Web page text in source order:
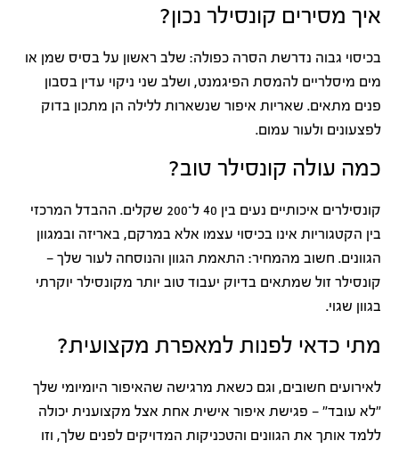
איך מסירים קונסילר נכון?
בכיסוי גבוה נדרשת הסרה כפולה: שלב ראשון על בסיס שמן או
מים מיסלריים להמסת הפיגמנט, ושלב שני ניקוי עדין בסבון
פנים מתאים. שאריות איפור שנשארות ללילה הן מתכון בדוק
לפצעונים ולעור עמום.
כמה עולה קונסילר טוב?
קונסילרים איכותיים נעים בין 40 ל־200 שקלים. ההבדל המרכזי
בין הקטגוריות אינו בכיסוי עצמו אלא במרקם, באריזה ובמגוון
הגוונים. חשוב מהמחיר: התאמת הגוון והנוסחה לעור שלך —
קונסילר זול שמתאים בדיוק יעבוד טוב יותר מקונסילר יוקרתי
בגוון שגוי.
מתי כדאי לפנות למאפרת מקצועית?
לאירועים חשובים, וגם כשאת מרגישה שהאיפור היומיומי שלך
"לא עובד" — פגישת איפור אישית אחת אצל מקצוענית יכולה
ללמד אותך את הגוונים והטכניקות המדויקים לפנים שלך, וזו